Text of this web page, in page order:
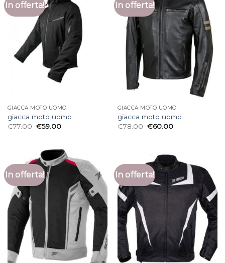
In offerta!
GIACCA MOTO UOMO
giacca moto uomo
€77.00 €59.00
In offerta!
GIACCA MOTO UOMO
giacca moto uomo
€78.00 €60.00
In offerta! In offerta!